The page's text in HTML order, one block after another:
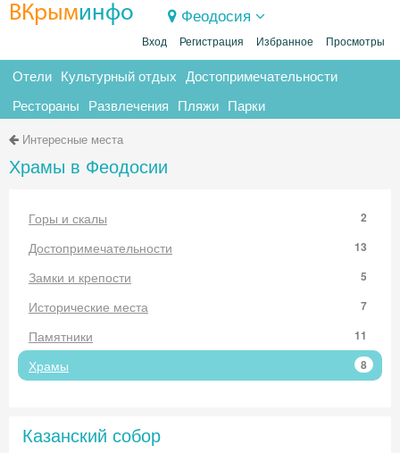
ВКрыминфо Феодосия
Вход Регистрация Избранное Просмотры
Отели Культурный отдых Достопримечательности
Рестораны Развлечения Пляжи Парки
Интересные места
Храмы в Феодосии
Горы и скалы 2
Достопримечательности 13
Замки и крепости 5
Исторические места 7
Памятники 11
Храмы 8
Казанский собор